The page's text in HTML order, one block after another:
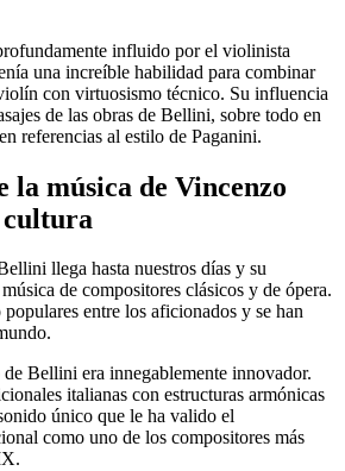
influido por el violinista
una increíble habilidad para combinar
con virtuosismo técnico. Su influencia
de las obras de Bellini, sobre todo en
referencias al estilo de Paganini.
la música de Vincenzo
llega hasta nuestros días y su
de compositores clásicos y de ópera.
populares entre los aficionados y se han
Bellini era innegablemente innovador.
italianas con estructuras armónicas
único que le ha valido el
como uno de los compositores más